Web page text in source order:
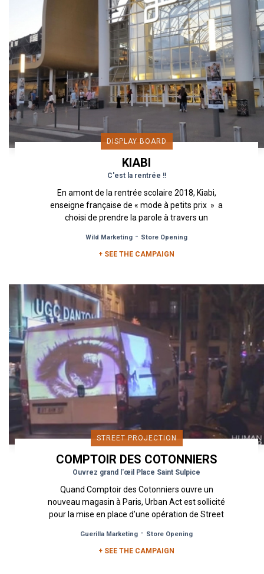
DISPLAY BOARD
KIABI
C'est la rentrée !!
En amont de la rentrée scolaire 2018, Kiabi,
enseigne française de « mode à petits prix » a
choisi de prendre la parole à travers un
Wild Marketing - Store Opening
+ SEE THE CAMPAIGN
STREET PROJECTION
COMPTOIR DES COTONNIERS
Ouvrez grand l'œil Place Saint Sulpice
Quand Comptoir des Cotonniers ouvre un
nouveau magasin à Paris, Urban Act est sollicité
pour la mise en place d’une opération de Street
Guerilla Marketing - Store Opening
+ SEE THE CAMPAIGN